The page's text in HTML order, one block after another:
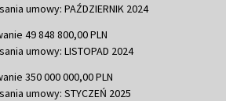
umowy: PAŹDZIERNIK 2024
49 848 800,00 PLN
umowy: LISTOPAD 2024
350 000 000,00 PLN
umowy: STYCZEŃ 2025